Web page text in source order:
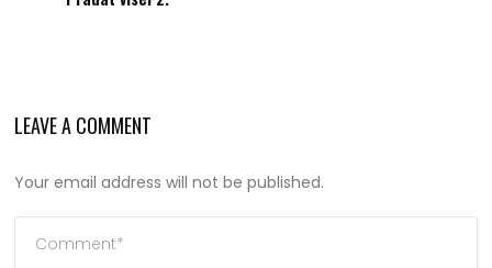
LEAVE A COMMENT
Your email address will not be published.